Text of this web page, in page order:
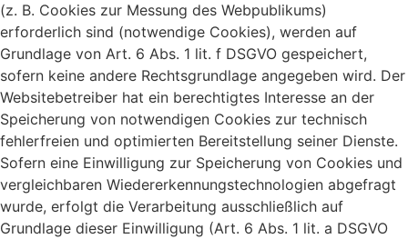
(z. B. Cookies zur Messung des Webpublikums)
erforderlich sind (notwendige Cookies), werden auf
Grundlage von Art. 6 Abs. 1 lit. f DSGVO gespeichert,
sofern keine andere Rechtsgrundlage angegeben wird. Der
Websitebetreiber hat ein berechtigtes Interesse an der
Speicherung von notwendigen Cookies zur technisch
fehlerfreien und optimierten Bereitstellung seiner Dienste.
Sofern eine Einwilligung zur Speicherung von Cookies und
vergleichbaren Wiedererkennungstechnologien abgefragt
wurde, erfolgt die Verarbeitung ausschließlich auf
Grundlage dieser Einwilligung (Art. 6 Abs. 1 lit. a DSGVO